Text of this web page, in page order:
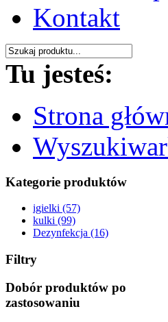
Kontakt
Tu jesteś:
Strona
Kategorie produktów
igielki (57)
kulki (99)
Dezynfekcja (16)
Filtry
Dobór produktów po
zastosowaniu